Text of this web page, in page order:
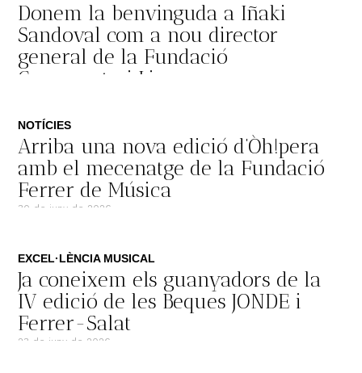
Donem la benvinguda a Iñaki
Sandoval com a nou director
general de la Fundació
Conservatori Liceu
NOTÍCIES
Arriba una nova edició d’Òh!pera
amb el mecenatge de la Fundació
Ferrer de Música
30 de juny de 2026
EXCEL·LÈNCIA MUSICAL
Ja coneixem els guanyadors de la
IV edició de les Beques JONDE i
Ferrer-Salat
23 de juny de 2026